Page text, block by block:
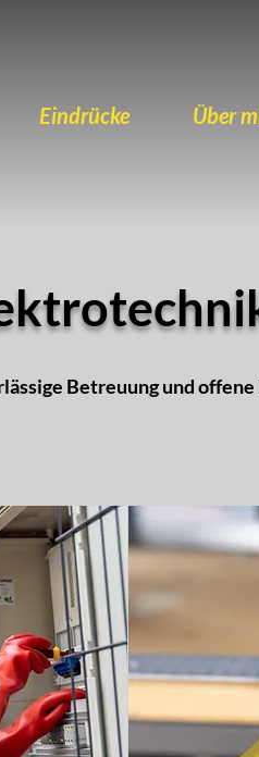
Eindrücke Über
Betreuung und